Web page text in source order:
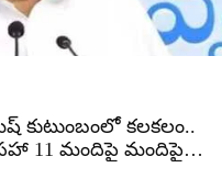
కలకలం..
11 మందిపై మందిపై